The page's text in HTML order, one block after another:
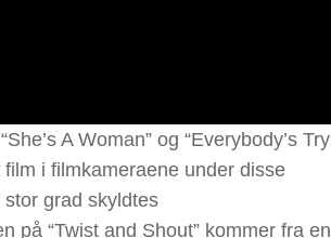
A Woman” og “Everybody’s
i filmkameraene under disse
grad skyldtes
på “Twist and Shout” kommer fra en